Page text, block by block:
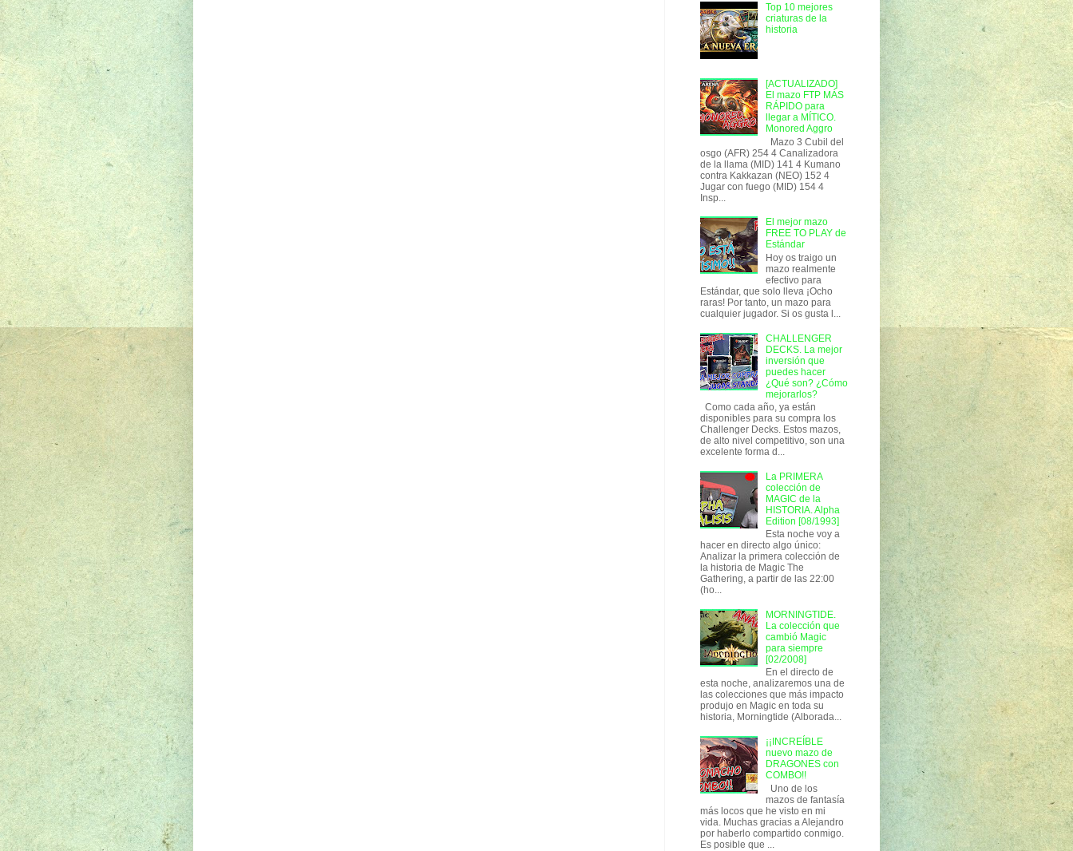
Top 10 mejores
criaturas de la
historia
[ACTUALIZADO]
El mazo FTP MÁS
RÁPIDO para
llegar a MÍTICO.
Monored Aggro
Mazo 3 Cubil del
osgo (AFR) 254 4 Canalizadora
de la llama (MID) 141 4 Kumano
contra Kakkazan (NEO) 152 4
Jugar con fuego (MID) 154 4
Insp...
El mejor mazo
FREE TO PLAY de
Estándar
Hoy os traigo un
mazo realmente
efectivo para
Estándar, que solo lleva ¡Ocho
raras! Por tanto, un mazo para
cualquier jugador. Si os gusta l...
CHALLENGER
DECKS. La mejor
inversión que
puedes hacer
¿Qué son? ¿Cómo
mejorarlos?
Como cada año, ya están
disponibles para su compra los
Challenger Decks. Estos mazos,
de alto nivel competitivo, son una
excelente forma d...
La PRIMERA
colección de
MAGIC de la
HISTORIA. Alpha
Edition [08/1993]
Esta noche voy a
hacer en directo algo único:
Analizar la primera colección de
la historia de Magic The
Gathering, a partir de las 22:00
(ho...
MORNINGTIDE.
La colección que
cambió Magic
para siempre
[02/2008]
En el directo de
esta noche, analizaremos una de
las colecciones que más impacto
produjo en Magic en toda su
historia, Morningtide (Alborada...
¡¡INCREÍBLE
nuevo mazo de
DRAGONES con
COMBO!!
Uno de los
mazos de fantasía
más locos que he visto en mi
vida. Muchas gracias a Alejandro
por haberlo compartido conmigo.
Es posible que ...